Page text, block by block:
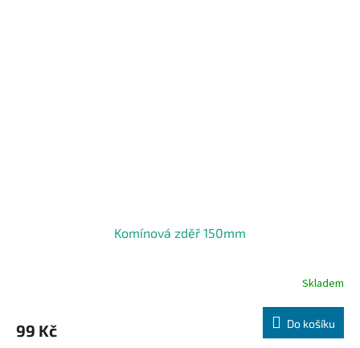
Komínová zděř 150mm
Skladem
99 Kč Do košíku